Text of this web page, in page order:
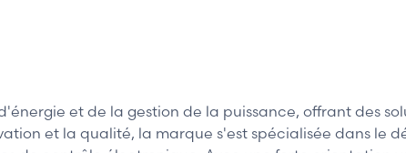
et de la gestion de la puissance, offrant des
et la qualité, la marque s'est spécialisée dans le